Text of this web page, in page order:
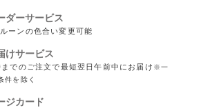
ダーサービス
ーンの色合い変更可能
けサービス
でのご注文で最短翌日午前中にお届け ※一
件を除く
ジカード